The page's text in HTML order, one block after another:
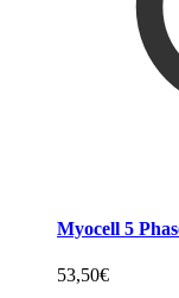
Myocell 5
53,50€